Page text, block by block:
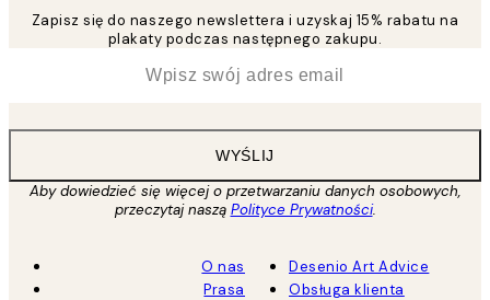
Zapisz się do naszego newslettera i uzyskaj 15% rabatu na
plakaty podczas następnego zakupu.
WYŚLIJ
Aby dowiedzieć się więcej o przetwarzaniu danych osobowych,
przeczytaj naszą Polityce Prywatności.
O nas
Prasa
Desenio Art Advice
Obsługa klienta